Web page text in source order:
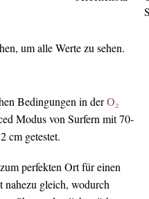
um alle Werte zu sehen.
Bedingungen in derO₂
Modus von Surfern mit 70-
cm getestet.
perfekten Ort für einen
nahezu gleich, wodurch